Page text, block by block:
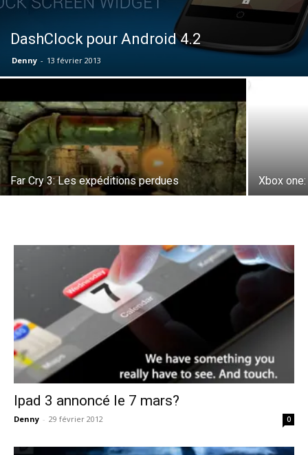
DashClock pour Android 4.2
Denny - 13 février 2013
Far Cry 3: Les expéditions perdues Xbox
Ipad 3 annoncé le 7 mars?
Denny - 29 février 2012 0